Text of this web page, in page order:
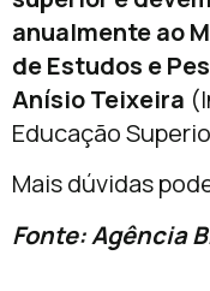
anualmente ao
de Estudos e
Anísio Teixeira
Educação
Mais dúvidas
Fonte: Agência